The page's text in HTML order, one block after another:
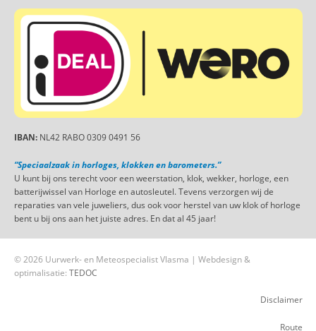
IBAN: NL42 RABO 0309 0491 56
“Speciaalzaak in horloges, klokken en barometers.”
U kunt bij ons terecht voor een weerstation, klok, wekker, horloge, een
batterijwissel van Horloge en autosleutel. Tevens verzorgen wij de
reparaties van vele juweliers, dus ook voor herstel van uw klok of horloge
bent u bij ons aan het juiste adres. En dat al 45 jaar!
© 2026 Uurwerk- en Meteospecialist Vlasma | Webdesign &
optimalisatie: TEDOC
Disclaimer
Route